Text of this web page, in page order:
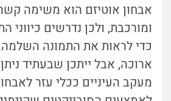
אבחון אוטיזם הוא משימה
ומורכבת, ולכן נדרשים כיווני
כדי לראות את התמונה השלמה.
ארוכה, אבל ייתכן שבעתיד
מעקב העיניים ככלי עזר